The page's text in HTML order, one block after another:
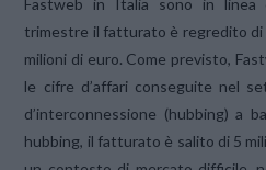
Fastweb in Italia sono in linea
trimestre il fatturato è regredito di
milioni di euro. Come previsto,
le cifre d’affari conseguite nel
d’interconnessione (hubbing) a
hubbing, il fatturato è salito di 5